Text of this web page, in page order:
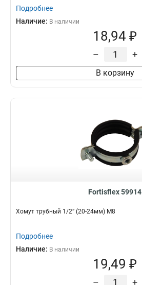
Подробнее
Наличие: В наличии
18,94 ₽
– +
В корзину
Fortisflex 59914
Хомут трубный 1/2” (20-24мм) М8
Подробнее
Наличие: В наличии
19,49 ₽
– +